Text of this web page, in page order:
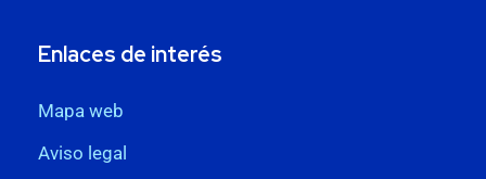
Enlaces de interés
Mapa web
Aviso legal